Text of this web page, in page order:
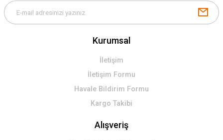
Kurumsal
İletişim
İletişim Formu
Havale Bildirim Formu
Kargo Takibi
Alışveriş